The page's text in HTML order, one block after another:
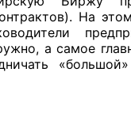
На
а самое